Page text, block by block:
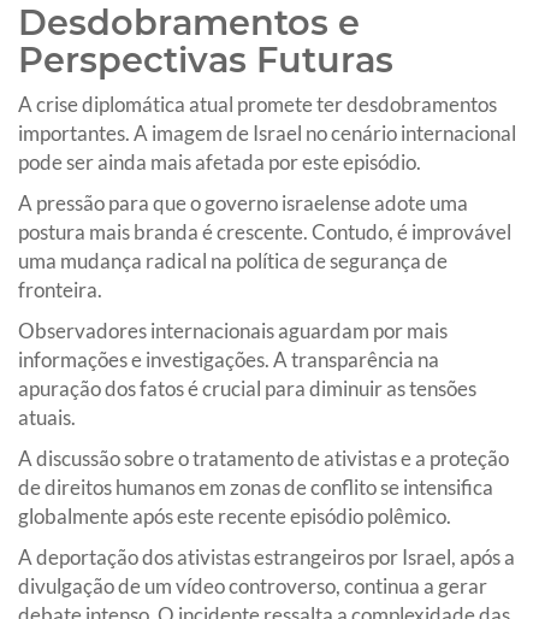
Desdobramentos e
Perspectivas Futuras
A crise diplomática atual promete ter desdobramentos
importantes. A imagem de Israel no cenário internacional
pode ser ainda mais afetada por este episódio.
A pressão para que o governo israelense adote uma
postura mais branda é crescente. Contudo, é improvável
uma mudança radical na política de segurança de
fronteira.
Observadores internacionais aguardam por mais
informações e investigações. A transparência na
apuração dos fatos é crucial para diminuir as tensões
atuais.
A discussão sobre o tratamento de ativistas e a proteção
de direitos humanos em zonas de conflito se intensifica
globalmente após este recente episódio polêmico.
A deportação dos ativistas estrangeiros por Israel, após a
divulgação de um vídeo controverso, continua a gerar